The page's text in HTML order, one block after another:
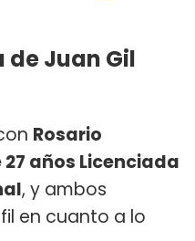
de Juan Gil
Rosario
años Licenciada
, y ambos
en cuanto a lo